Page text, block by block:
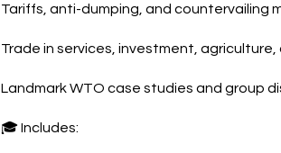
Tariffs, anti-dumping, and countervailing
Trade in services, investment, agriculture,
Landmark WTO case studies and group
🎓 Includes: